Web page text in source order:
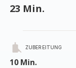
23 Min.
ZUBEREITUNG
10 Min.